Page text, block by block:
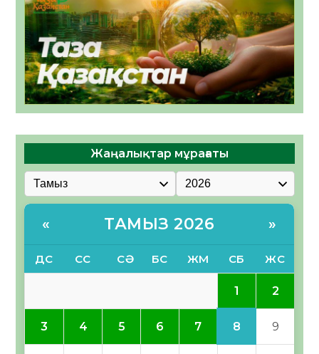
Жаңалықтар мұрағаты
« ТАМЫЗ 2026 »
ДС СС СӘ БС ЖМ СБ ЖС
1 2
3 4 5 6 7 8 9